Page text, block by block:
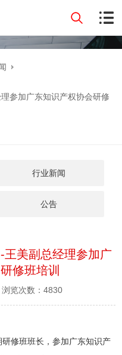
参加广东知识产权协会研修
行业新闻
公告
美副总经理参加广
修班培训
浏览次数：4830
修班班长，参加广东知识产